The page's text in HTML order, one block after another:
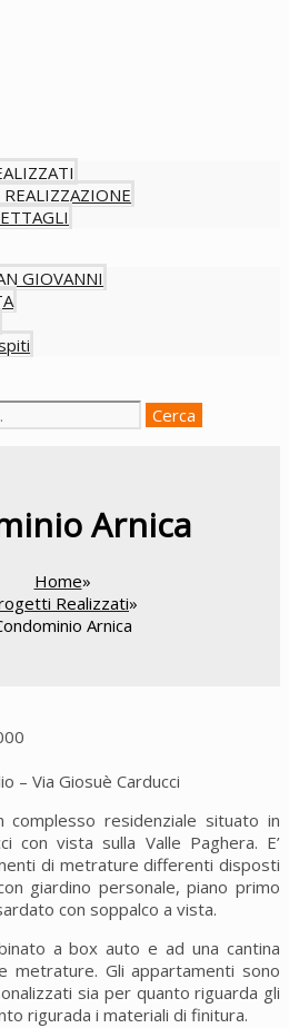
GIOVANNI
Arnica
Home»
Realizzati»
Arnica
– Via Giosuè Carducci
complesso residenziale situato in
con vista sulla Valle Paghera. E’
di metrature differenti disposti
giardino personale, piano primo
con soppalco a vista.
a box auto e ad una cantina
metrature. Gli appartamenti sono
sia per quanto riguarda gli
rigurada i materiali di finitura.